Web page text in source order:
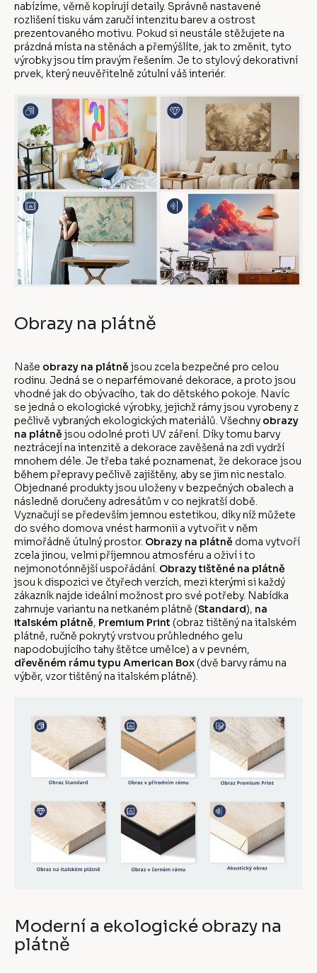
nabízíme, věrně kopírují detaily. Správně nastavené
rozlišení tisku vám zaručí intenzitu barev a ostrost
prezentovaného motivu. Pokud si neustále stěžujete na
prázdná místa na stěnách a přemýšlíte, jak to změnit, tyto
výrobky jsou tím pravým řešením. Je to stylový dekorativní
prvek, který neuvěřitelně zútulní váš interiér.
Obrazy na plátně
Naše obrazy na plátně jsou zcela bezpečné pro celou
rodinu. Jedná se o neparfémované dekorace, a proto jsou
vhodné jak do obývacího, tak do dětského pokoje. Navíc
se jedná o ekologické výrobky, jejichž rámy jsou vyrobeny z
pečlivě vybraných ekologických materiálů. Všechny obrazy
na plátně jsou odolné proti UV záření. Díky tomu barvy
neztrácejí na intenzitě a dekorace zavěšená na zdi vydrží
mnohem déle. Je třeba také poznamenat, že dekorace jsou
během přepravy pečlivě zajištěny, aby se jim nic nestalo.
Objednané produkty jsou uloženy v bezpečných obalech a
následně doručeny adresátům v co nejkratší době.
Vyznačují se především jemnou estetikou, díky níž můžete
do svého domova vnést harmonii a vytvořit v něm
mimořádně útulný prostor. Obrazy na plátně doma vytvoří
zcela jinou, velmi příjemnou atmosféru a oživí i to
nejmonotónnější uspořádání. Obrazy tištěné na plátně
jsou k dispozici ve čtyřech verzích, mezi kterými si každý
zákazník najde ideální možnost pro své potřeby. Nabídka
zahrnuje variantu na netkaném plátně (Standard), na
italském plátně, Premium Print (obraz tištěný na italském
plátně, ručně pokrytý vrstvou průhledného gelu
napodobujícího tahy štětce umělce) a v pevném,
dřevěném rámu typu American Box (dvě barvy rámu na
výběr, vzor tištěný na italském plátně).
Moderní a ekologické obrazy na
plátně